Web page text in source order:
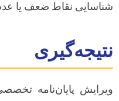
شناسایی نقاط ضعف یا
نتیجه‌گیری
ویرایش پایان‌نامه تخصصی